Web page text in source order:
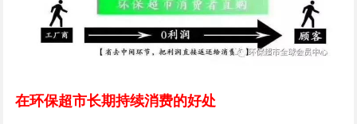
在环保超市长期持续消费的好处